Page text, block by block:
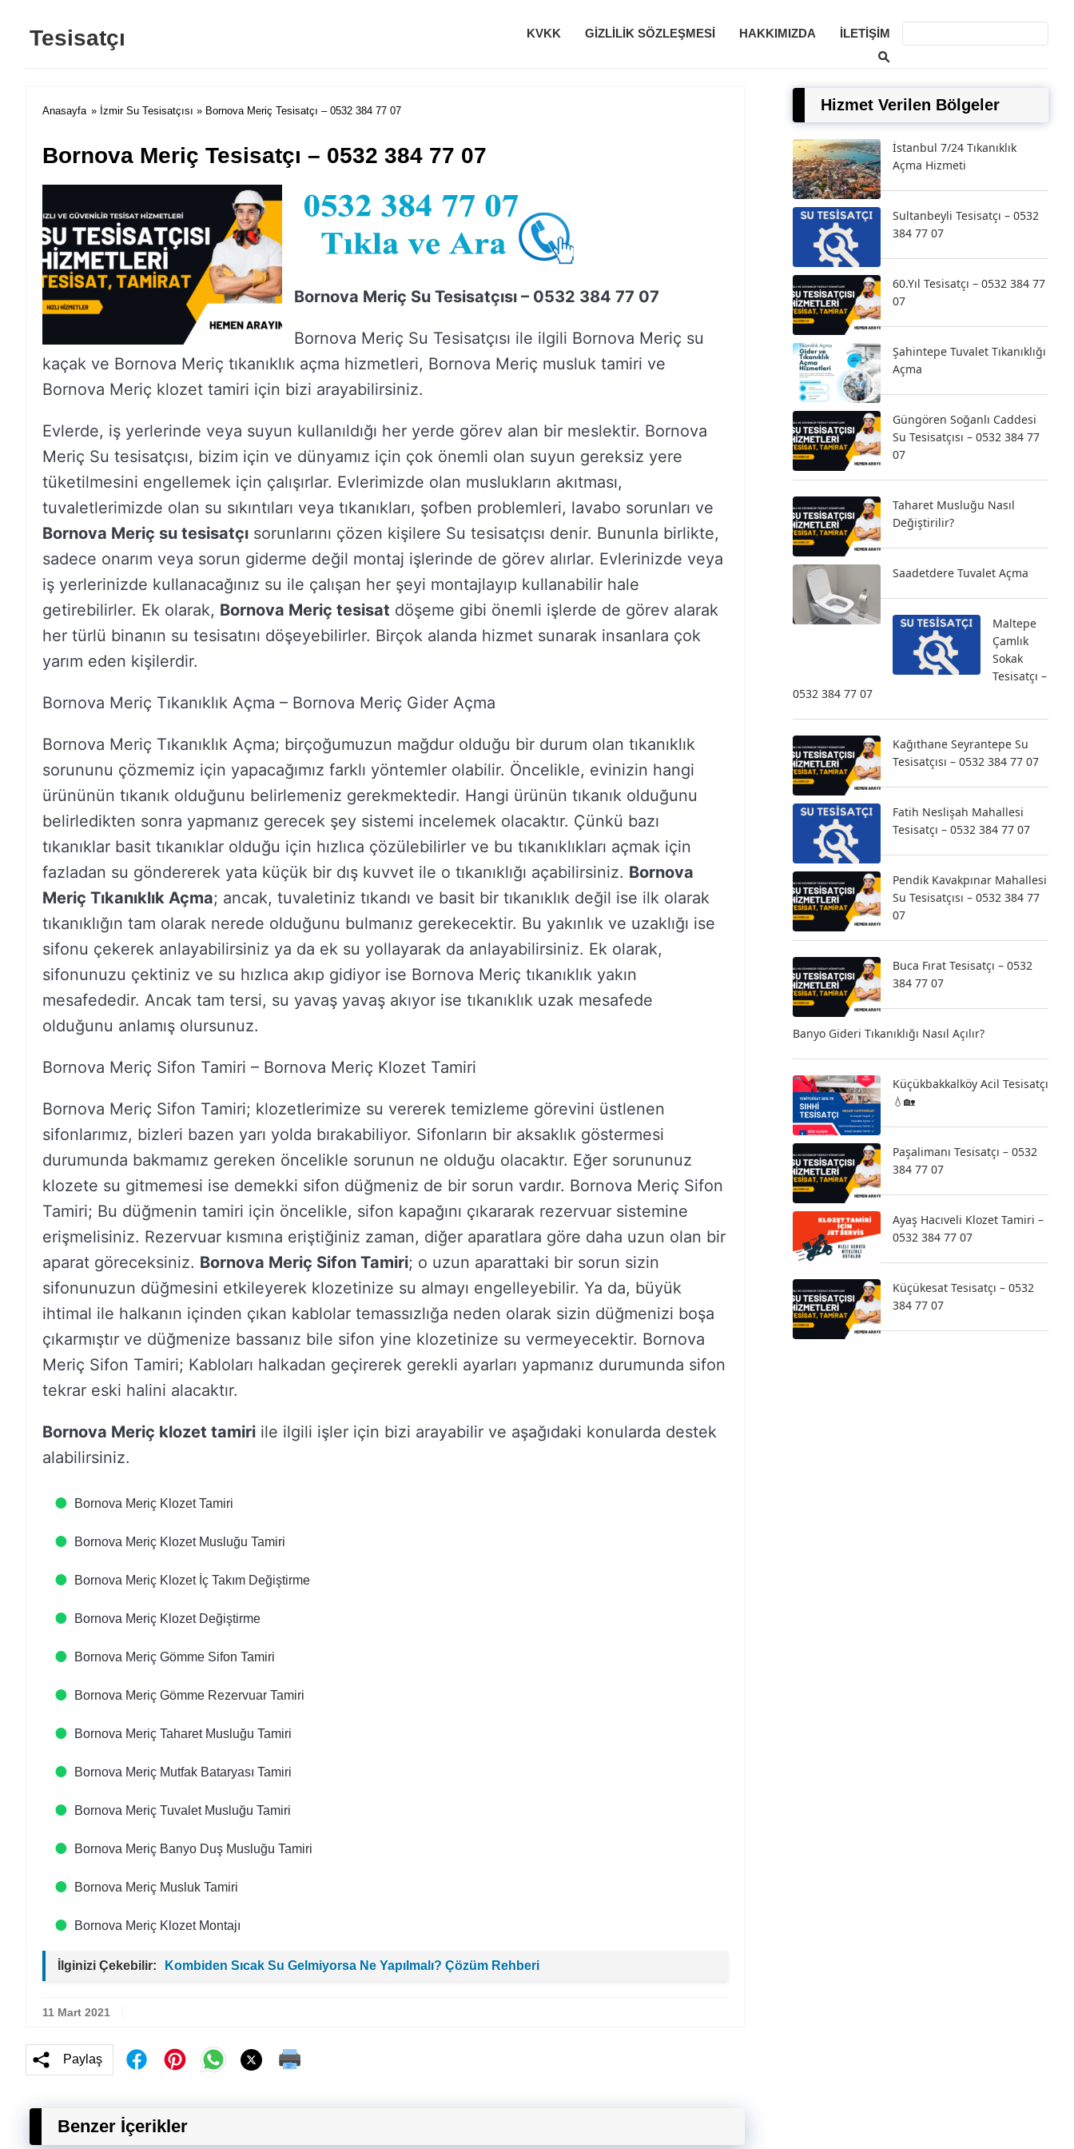
Tesisatçı KVKK GIZLILIK SÖZLEŞMESI HAKKIMIZDA İLETIŞIM
Anasayfa » İzmir Su Tesisatçısı » Bornova Meriç Tesisatçı – 0532 384 77 07
Bornova Meriç Tesisatçı – 0532 384 77 07
Bornova Meriç Su Tesisatçısı – 0532 384 77 07
Bornova Meriç Su Tesisatçısı ile ilgili Bornova Meriç su
kaçak ve Bornova Meriç tıkanıklık açma hizmetleri, Bornova Meriç musluk tamiri ve
Bornova Meriç klozet tamiri için bizi arayabilirsiniz.
Evlerde, iş yerlerinde veya suyun kullanıldığı her yerde görev alan bir meslektir. Bornova
Meriç Su tesisatçısı, bizim için ve dünyamız için çok önemli olan suyun gereksiz yere
tüketilmesini engellemek için çalışırlar. Evlerimizde olan muslukların akıtması,
tuvaletlerimizde olan su sıkıntıları veya tıkanıkları, şofben problemleri, lavabo sorunları ve
Bornova Meriç su tesisatçı sorunlarını çözen kişilere Su tesisatçısı denir. Bununla birlikte,
sadece onarım veya sorun giderme değil montaj işlerinde de görev alırlar. Evlerinizde veya
iş yerlerinizde kullanacağınız su ile çalışan her şeyi montajlayıp kullanabilir hale
getirebilirler. Ek olarak, Bornova Meriç tesisat döşeme gibi önemli işlerde de görev alarak
her türlü binanın su tesisatını döşeyebilirler. Birçok alanda hizmet sunarak insanlara çok
yarım eden kişilerdir.
Bornova Meriç Tıkanıklık Açma – Bornova Meriç Gider Açma
Bornova Meriç Tıkanıklık Açma; birçoğumuzun mağdur olduğu bir durum olan tıkanıklık
sorununu çözmemiz için yapacağımız farklı yöntemler olabilir. Öncelikle, evinizin hangi
ürününün tıkanık olduğunu belirlemeniz gerekmektedir. Hangi ürünün tıkanık olduğunu
belirledikten sonra yapmanız gerecek şey sistemi incelemek olacaktır. Çünkü bazı
tıkanıklar basit tıkanıklar olduğu için hızlıca çözülebilirler ve bu tıkanıklıkları açmak için
fazladan su göndererek yata küçük bir dış kuvvet ile o tıkanıklığı açabilirsiniz. Bornova
Meriç Tıkanıklık Açma; ancak, tuvaletiniz tıkandı ve basit bir tıkanıklık değil ise ilk olarak
tıkanıklığın tam olarak nerede olduğunu bulmanız gerekecektir. Bu yakınlık ve uzaklığı ise
sifonu çekerek anlayabilirsiniz ya da ek su yollayarak da anlayabilirsiniz. Ek olarak,
sifonunuzu çektiniz ve su hızlıca akıp gidiyor ise Bornova Meriç tıkanıklık yakın
mesafededir. Ancak tam tersi, su yavaş yavaş akıyor ise tıkanıklık uzak mesafede
olduğunu anlamış olursunuz.
Bornova Meriç Sifon Tamiri – Bornova Meriç Klozet Tamiri
Bornova Meriç Sifon Tamiri; klozetlerimize su vererek temizleme görevini üstlenen
sifonlarımız, bizleri bazen yarı yolda bırakabiliyor. Sifonların bir aksaklık göstermesi
durumunda bakmamız gereken öncelikle sorunun ne olduğu olacaktır. Eğer sorununuz
klozete su gitmemesi ise demekki sifon düğmeniz de bir sorun vardır. Bornova Meriç Sifon
Tamiri; Bu düğmenin tamiri için öncelikle, sifon kapağını çıkararak rezervuar sistemine
erişmelisiniz. Rezervuar kısmına eriştiğiniz zaman, diğer aparatlara göre daha uzun olan bir
aparat göreceksiniz. Bornova Meriç Sifon Tamiri; o uzun aparattaki bir sorun sizin
sifonunuzun düğmesini etkileyerek klozetinize su almayı engelleyebilir. Ya da, büyük
ihtimal ile halkanın içinden çıkan kablolar temassızlığa neden olarak sizin düğmenizi boşa
çıkarmıştır ve düğmenize bassanız bile sifon yine klozetinize su vermeyecektir. Bornova
Meriç Sifon Tamiri; Kabloları halkadan geçirerek gerekli ayarları yapmanız durumunda sifon
tekrar eski halini alacaktır.
Bornova Meriç klozet tamiri ile ilgili işler için bizi arayabilir ve aşağıdaki konularda destek
alabilirsiniz.
Bornova Meriç Klozet Tamiri
Bornova Meriç Klozet Musluğu Tamiri
Bornova Meriç Klozet İç Takım Değiştirme
Bornova Meriç Klozet Değiştirme
Bornova Meriç Gömme Sifon Tamiri
Bornova Meriç Gömme Rezervuar Tamiri
Bornova Meriç Taharet Musluğu Tamiri
Bornova Meriç Mutfak Bataryası Tamiri
Bornova Meriç Tuvalet Musluğu Tamiri
Bornova Meriç Banyo Duş Musluğu Tamiri
Bornova Meriç Musluk Tamiri
Bornova Meriç Klozet Montajı
İlginizi Çekebilir: Kombiden Sıcak Su Gelmiyorsa Ne Yapılmalı? Çözüm Rehberi
11 Mart 2021
Paylaş
Benzer İçerikler
Hizmet Verilen Bölgeler
İstanbul 7/24 Tıkanıklık
Açma Hizmeti
Sultanbeyli Tesisatçı – 0532
384 77 07
60.Yıl Tesisatçı – 0532 384 77
07
Şahintepe Tuvalet Tıkanıklığı
Açma
Güngören Soğanlı Caddesi
Su Tesisatçısı – 0532 384 77
07
Taharet Musluğu Nasıl
Değiştirilir?
Saadetdere Tuvalet Açma
Maltepe
Çamlık
Sokak
Tesisatçı –
0532 384 77 07
Kağıthane Seyrantepe Su
Tesisatçısı – 0532 384 77 07
Fatih Neslişah Mahallesi
Tesisatçı – 0532 384 77 07
Pendik Kavakpınar Mahallesi
Su Tesisatçısı – 0532 384 77
07
Buca Fırat Tesisatçı – 0532
384 77 07
Banyo Gideri Tıkanıklığı Nasıl Açılır?
Küçükbakkalköy Acil Tesisatçı
💧🏡
Paşalimanı Tesisatçı – 0532
384 77 07
Ayaş Hacıveli Klozet Tamiri –
0532 384 77 07
Küçükesat Tesisatçı – 0532
384 77 07